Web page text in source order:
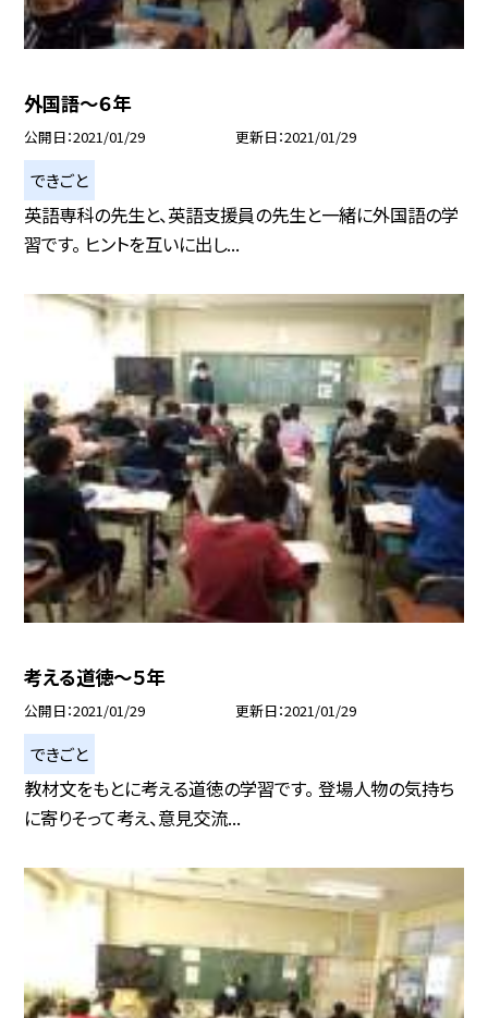
外国語〜６年
公開日 2021/01/29 更新日 2021/01/29
できごと
英語専科の先生と、英語支援員の先生と一緒に外国語の学
習です。 ヒントを互いに出し...
考える道徳〜５年
公開日 2021/01/29 更新日 2021/01/29
できごと
教材文をもとに考える道徳の学習です。 登場人物の気持ち
に寄りそって考え、意見交流...